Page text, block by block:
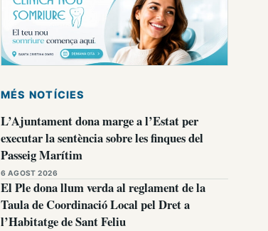
MÉS NOTÍCIES
L’Ajuntament dona marge a l’Estat per
executar la sentència sobre les finques del
Passeig Marítim
6 AGOST 2026
El Ple dona llum verda al reglament de la
Taula de Coordinació Local pel Dret a
l’Habitatge de Sant Feliu